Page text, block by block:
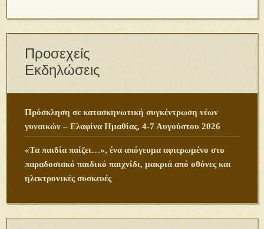
Προσεχείς
Εκδηλώσεις
Πρόσκληση σε κατασκηνωτική συγκέντρωση νέων
γυναικών – Ελαφίνα Ημαθίας, 4-7 Αυγούστου 2026
«Τα παιδία παίζει…», ένα απόγευμα αφιερωμένο στο
παραδοσιακό παιδικό παιχνίδι, μακριά από οθόνες και
ηλεκτρονικές συσκευές